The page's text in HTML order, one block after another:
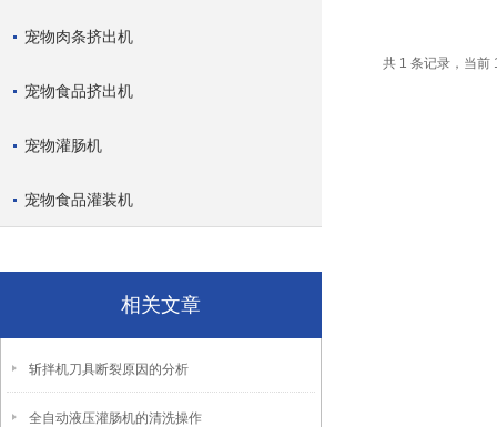
宠物肉条挤出机
宠物食品挤出机
宠物灌肠机
宠物食品灌装机
相关文章
斩拌机刀具断裂原因的分析
全自动液压灌肠机的清洗操作
共 1 条记录，当